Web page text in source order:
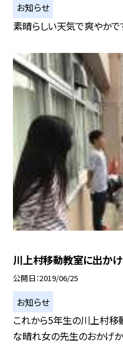
お知らせ
素晴らしい天気で爽やかで
川上村移動教室に出か
公開日 2019/06/25
お知らせ
これから5年生の川上村移
な晴れ女の先生のおかげか